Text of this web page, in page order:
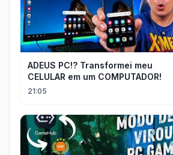
ADEUS PC!? Transformei meu
CELULAR em um COMPUTADOR!
21:05